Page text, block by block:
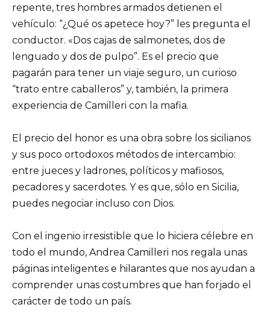
repente, tres hombres armados detienen el
vehículo: “¿Qué os apetece hoy?” les pregunta el
conductor. «Dos cajas de salmonetes, dos de
lenguado y dos de pulpo”. Es el precio que
pagarán para tener un viaje seguro, un curioso
“trato entre caballeros” y, también, la primera
experiencia de Camilleri con la mafia.
El precio del honor es una obra sobre los sicilianos
y sus poco ortodoxos métodos de intercambio:
entre jueces y ladrones, políticos y mafiosos,
pecadores y sacerdotes. Y es que, sólo en Sicilia,
puedes negociar incluso con Dios.
Con el ingenio irresistible que lo hiciera célebre en
todo el mundo, Andrea Camilleri nos regala unas
páginas inteligentes e hilarantes que nos ayudan a
comprender unas costumbres que han forjado el
carácter de todo un país.